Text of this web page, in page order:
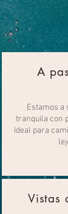
A
Estamos a
tranquila con
Ideal para
Vistas